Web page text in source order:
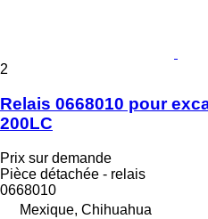
2
Relais 0668010 pour
200LC
Prix sur demande
Pièce détachée - relais
0668010
Mexique, Chihuahua